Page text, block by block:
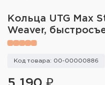
Кобуры и системы
снаряжения
Сумки и рюкзаки
Кольца UTG Max
Weaver,
Код товара: 00-00000886